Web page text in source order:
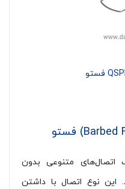
اتصال‌های متنوعی بدون
این نوع اتصال با داشتن